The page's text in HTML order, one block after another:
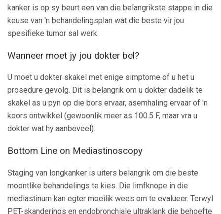
kanker is op sy beurt een van die belangrikste stappe in die
keuse van 'n behandelingsplan wat die beste vir jou
spesifieke tumor sal werk.
Wanneer moet jy jou dokter bel?
U moet u dokter skakel met enige simptome of u het u
prosedure gevolg. Dit is belangrik om u dokter dadelik te
skakel as u pyn op die bors ervaar, asemhaling ervaar of 'n
koors ontwikkel (gewoonlik meer as 100.5 F, maar vra u
dokter wat hy aanbeveel).
Bottom Line on Mediastinoscopy
Staging van longkanker is uiters belangrik om die beste
moontlike behandelings te kies. Die limfknope in die
mediastinum kan egter moeilik wees om te evalueer. Terwyl
PET-skanderings en endobronchiale ultraklank die behoefte